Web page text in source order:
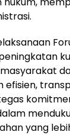
efisien,
yang